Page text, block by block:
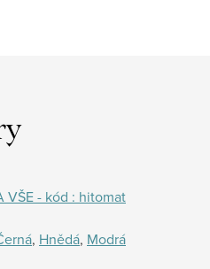
VŠE - kód : hitomat
, Hnědá, Modrá